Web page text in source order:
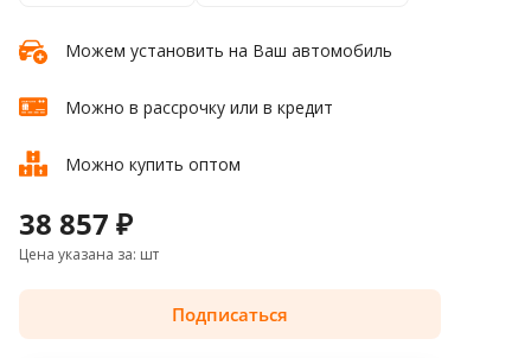
Можем установить на Ваш автомобиль
Можно в рассрочку или в кредит
Можно купить оптом
38 857 ₽
Цена указана за: шт
Подписаться